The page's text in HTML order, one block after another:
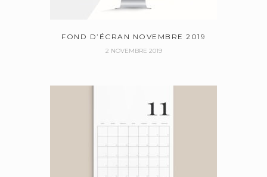
FOND D’ÉCRAN NOVEMBRE 2019
2 NOVEMBRE 2019